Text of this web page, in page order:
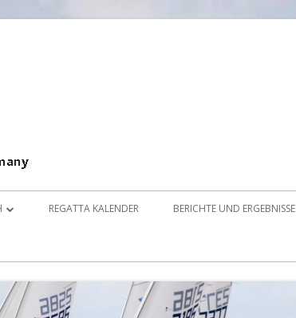
REGATTA KALENDER BERICHTE UND ERGEBNISSE
2016